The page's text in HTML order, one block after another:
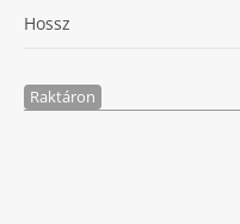
Hossz
Raktáron